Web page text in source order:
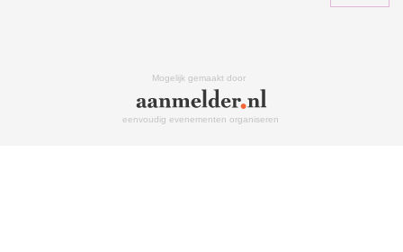
Mogelijk gemaakt door
eenvoudig evenementen organiseren